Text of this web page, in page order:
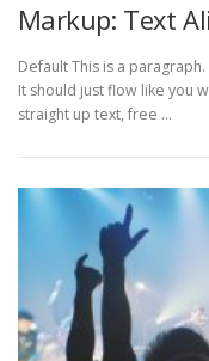
Markup: Text
Default This is a
It should just flow like you
straight up text, free …